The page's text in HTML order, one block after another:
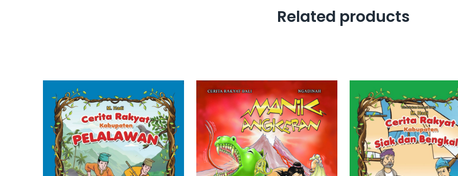
Related products